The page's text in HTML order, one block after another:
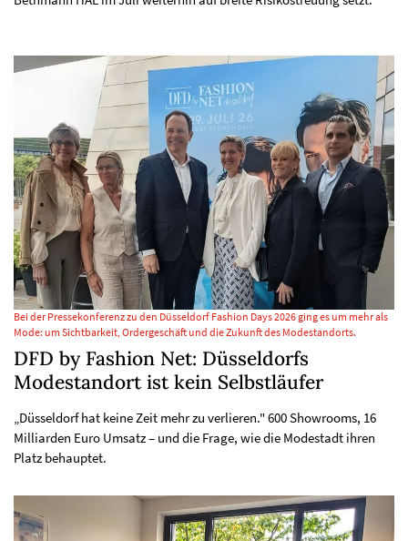
Bei der Pressekonferenz zu den Düsseldorf Fashion Days 2026 ging es um mehr als
Mode: um Sichtbarkeit, Ordergeschäft und die Zukunft des Modestandorts.
DFD by Fashion Net: Düsseldorfs
Modestandort ist kein Selbstläufer
„Düsseldorf hat keine Zeit mehr zu verlieren." 600 Showrooms, 16
Milliarden Euro Umsatz – und die Frage, wie die Modestadt ihren
Platz behauptet.